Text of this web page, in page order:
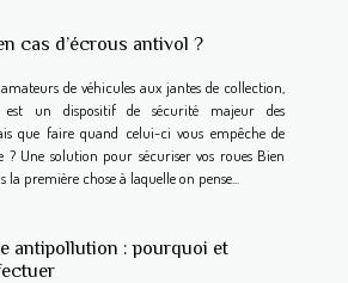
cas d’écrous antivol ?
de véhicules aux jantes de collection,
est un dispositif de sécurité majeur des
que faire quand celui-ci vous empêche de
? Une solution pour sécuriser vos roues Bien
la première chose à laquelle on pense...
antipollution : pourquoi et